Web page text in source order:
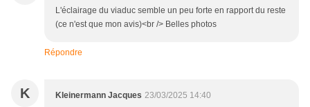
L'éclairage du viaduc semble un peu forte en rapport du reste
(ce n'est que mon avis)<br /> Belles photos
Répondre
K Kleinermann Jacques 23/03/2025 14:40